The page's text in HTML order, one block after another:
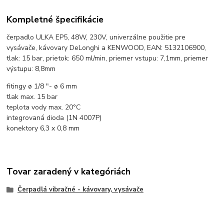
Kompletné špecifikácie
čerpadlo ULKA EP5, 48W, 230V, univerzálne použitie pre
vysávače, kávovary DeLonghi a KENWOOD, EAN: 5132106900,
tlak: 15 bar, prietok: 650 ml/min, priemer vstupu: 7,1mm, priemer
výstupu: 8,8mm
fitingy ø 1/8 "- ø 6 mm
tlak max. 15 bar
teplota vody max. 20°C
integrovaná dioda (1N 4007P)
konektory 6,3 x 0,8 mm
Tovar zaradený v kategóriách
Čerpadlá vibračné - kávovary, vysávače